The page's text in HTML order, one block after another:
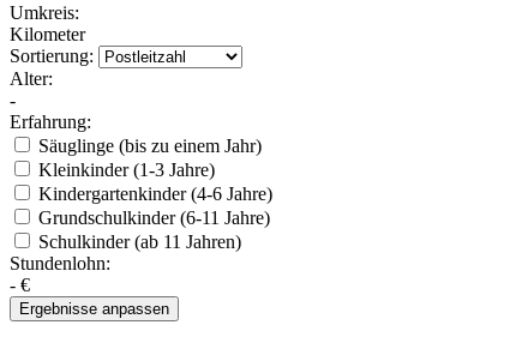
Umkreis:
Kilometer
Sortierung:
Alter:
-
Erfahrung:
Säuglinge (bis zu einem Jahr)
Kleinkinder (1-3 Jahre)
Kindergartenkinder (4-6 Jahre)
Grundschulkinder (6-11 Jahre)
Schulkinder (ab 11 Jahren)
Stundenlohn:
- €